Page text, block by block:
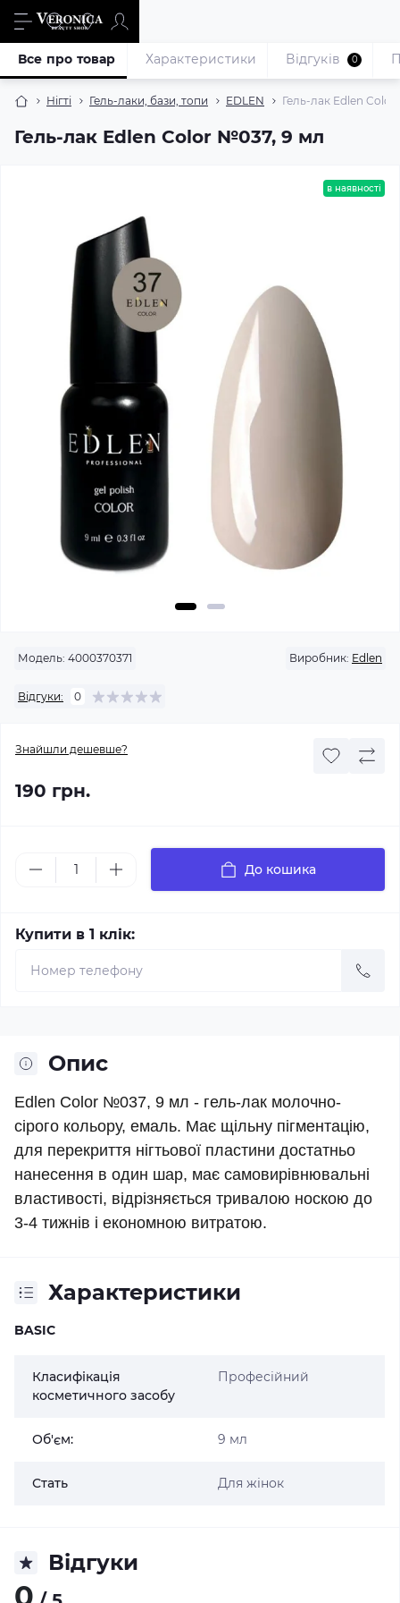
Нігті Гель-лаки, бази, топи EDLEN Гель-лак Edlen
Гель-лак Edlen Color №037, 9 мл
Все про товар Характеристики Відгуків 0
в наявності
Модель: 4000370371 Виробник: Edlen
Відгуки: 0
Знайшли дешевше?
190 грн.
До кошика
Купити в 1 клік:
Опис
Edlen Color №037, 9 мл - гель-лак молочно-
сірого кольору, емаль. Має щільну пігментацію,
для перекриття нігтьової пластини достатньо
нанесення в один шар, має самовирівнювальні
властивості, відрізняється тривалою носкою до
3-4 тижнів і економною витратою.
Характеристики
BASIC
Класифікація
косметичного засобу
Професійний
Об'єм: 9 мл
Стать Для жінок
Відгуки